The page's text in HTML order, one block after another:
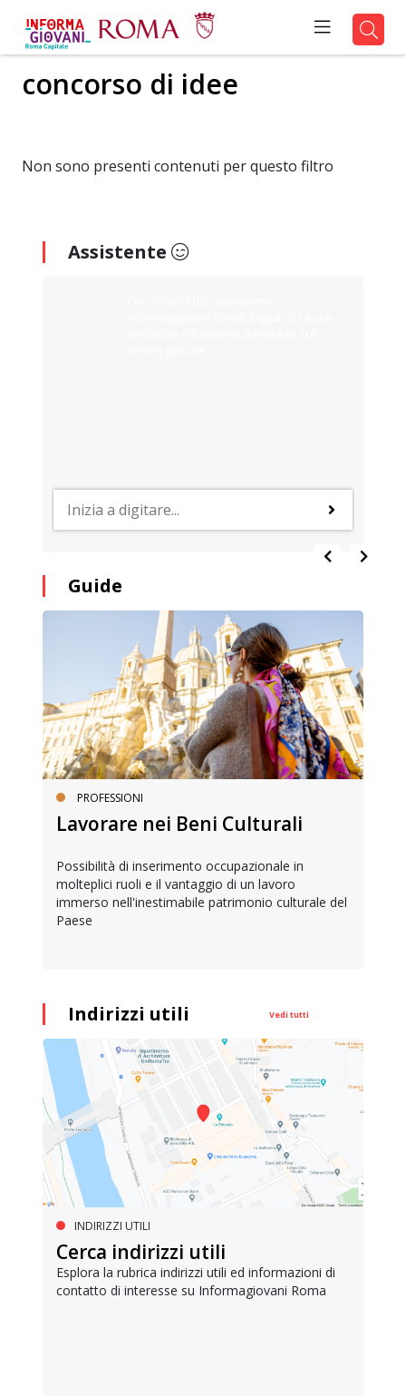
concorso di idee
Non sono presenti contenuti per questo filtro
Assistente
Guide
PROFESSIONI
Lavorare nei Beni Culturali
Possibilità di inserimento occupazionale in
molteplici ruoli e il vantaggio di un lavoro
immerso nell'inestimabile patrimonio culturale del
Paese
Indirizzi utili Vedi tutti
INDIRIZZI UTILI
Cerca indirizzi utili
Esplora la rubrica indirizzi utili ed informazioni di
contatto di interesse su Informagiovani Roma